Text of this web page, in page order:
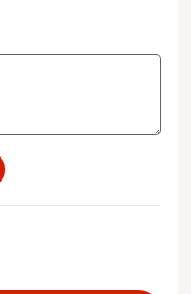
för att minska
tallrik 1 person, 188.30